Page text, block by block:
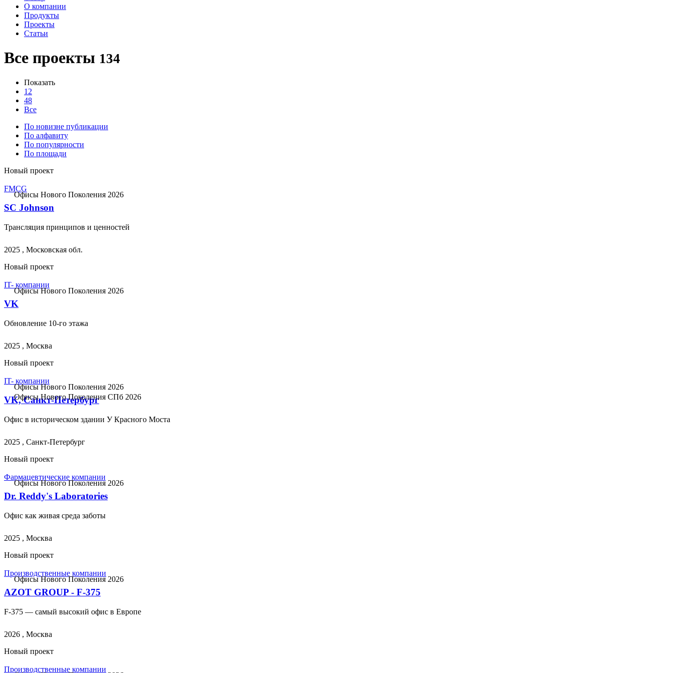
О компании
Продукты
Проекты
Статьи
Все проекты 134
Показать
12
48
Все
По новизне публикации
По алфавиту
По популярности
По площади
Новый проект
Офисы Нового Поколения 2026
FMCG
SC Johnson
Трансляция принципов и ценностей
2025 , Московская обл.
Новый проект
Офисы Нового Поколения 2026
IT- компании
VK
Обновление 10-го этажа
2025 , Москва
Новый проект
Офисы Нового Поколения 2026
Офисы Нового Поколения СПб 2026
IT- компании
VK, Санкт-Петербург
Офис в историческом здании У Красного Моста
2025 , Санкт-Петербург
Новый проект
Офисы Нового Поколения 2026
Фармацевтические компании
Dr. Reddy's Laboratories
Офис как живая среда заботы
2025 , Москва
Новый проект
Офисы Нового Поколения 2026
Производственные компании
AZOT GROUP - F-375
F-375 — самый высокий офис в Европе
2026 , Москва
Новый проект
Производственные компании